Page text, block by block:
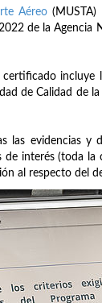
Aéreo(MUSTA)
de la Agencia
de Calidad de
las evidencias
interés (toda
al respecto del